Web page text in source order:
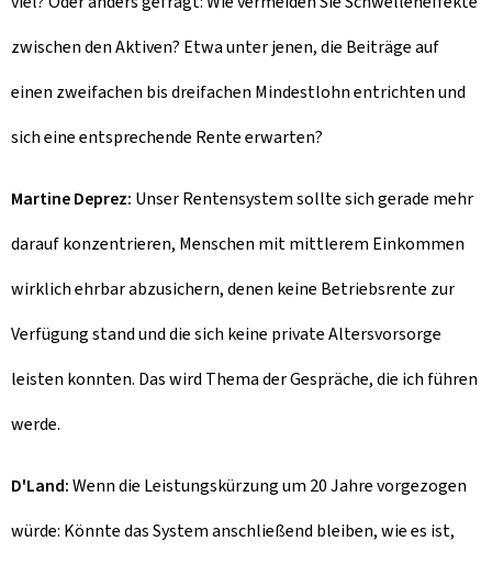
zwischen den Aktiven? Etwa unter jenen, die Beiträge auf
einen zweifachen bis dreifachen Mindestlohn entrichten und
sich eine entsprechende Rente erwarten?
Martine Deprez: Unser Rentensystem sollte sich gerade mehr
darauf konzentrieren, Menschen mit mittlerem Einkommen
wirklich ehrbar abzusichern, denen keine Betriebsrente zur
Verfügung stand und die sich keine private Altersvorsorge
leisten konnten. Das wird Thema der Gespräche, die ich führen
werde.
D'Land:Wenn die Leistungskürzung um 20 Jahre vorgezogen
würde: Könnte das System anschließend bleiben, wie es ist,